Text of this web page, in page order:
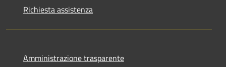
Richiesta assistenza
Amministrazione trasparente